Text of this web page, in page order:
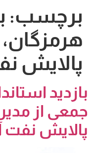
برچسب:
پالایش
بازدید
جمعی از
پالایش نفت